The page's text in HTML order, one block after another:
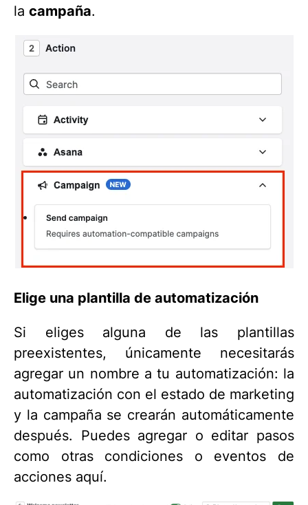
la campaña.
Elige una plantilla de automatización
Si eliges alguna de las plantillas
preexistentes, únicamente necesitarás
agregar un nombre a tu automatización: la
automatización con el estado de marketing
y la campaña se crearán automáticamente
después. Puedes agregar o editar pasos
como otras condiciones o eventos de
acciones aquí.